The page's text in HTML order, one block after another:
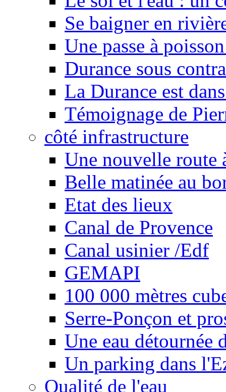
Se baigner en
Une passe à
Durance sous
La Durance est
Témoignage de
côté infrastructure
Une nouvelle route
Belle matinée au
Etat des lieux
Canal de Provence
Canal usinier /Edf
GEMAPI
100 000 mètres
Serre-Ponçon et
Une eau détournée
Un parking dans
Qualité de l'eau